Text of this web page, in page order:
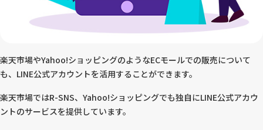
楽天市場やYahoo!ショッピングのようなECモールでの販売について
も、LINE公式アカウントを活用することができます。
楽天市場ではR-SNS、Yahoo!ショッピングでも独自にLINE公式アカウ
ントのサービスを提供しています。